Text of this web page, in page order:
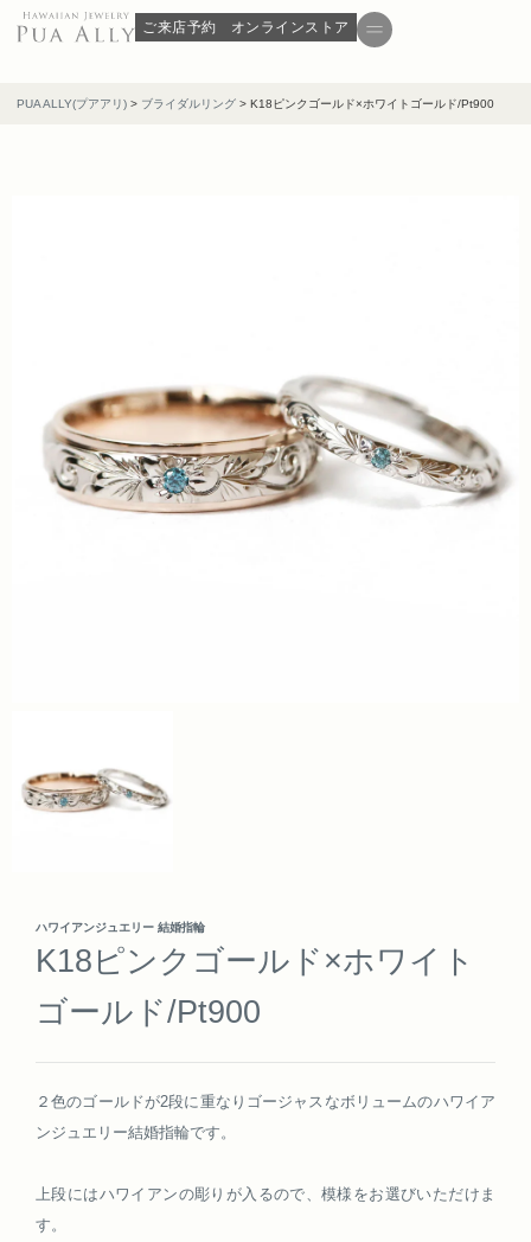
ご来店予約 オンラインストア
PUA ALLY(プアアリ) > ブライダルリング > K18ピンクゴールド×ホワイトゴールド/Pt900
ハワイアンジュエリー 結婚指輪
K18ピンクゴールド×ホワイト
ゴールド/Pt900
２色のゴールドが2段に重なりゴージャスなボリュームのハワイア
ンジュエリー結婚指輪です。
上段にはハワイアンの彫りが入るので、模様をお選びいただけま
す。